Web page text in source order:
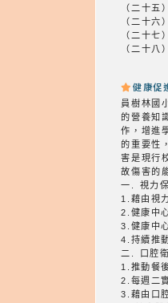
（二十五
（二十六
（二十七
（二十八
健康促
員樹林國
的營養知
作，增進
的重要性
害是現行
故傷害的
一. 視力保
1.藉由視
2.健康中
3.健康中
4.持續推
二. 口腔衛
1.推動餐
2.每週二
3.藉由口